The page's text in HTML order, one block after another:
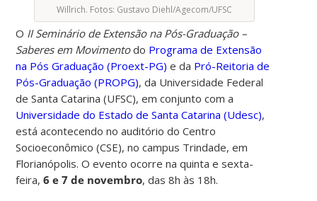
Willrich. Fotos: Gustavo Diehl/Agecom/UFSC
O II Seminário de Extensão na Pós-Graduação –
Saberes em Movimentodo Programa de Extensão
na Pós Graduação (Proext-PG) e da Pró-Reitoria de
Pós-Graduação (PROPG), da Universidade Federal
de Santa Catarina (UFSC), em conjunto com a
Universidade do Estado de Santa Catarina (Udesc),
está acontecendo no auditório do Centro
Socioeconômico (CSE), no campus Trindade, em
Florianópolis. O evento ocorre na quinta e sexta-
feira,6 e 7 de novembro, das 8h às 18h.